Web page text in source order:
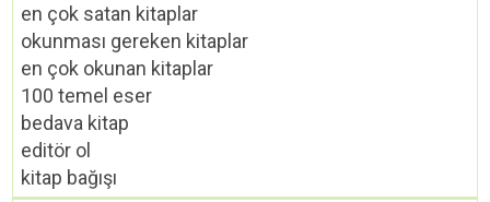
en çok satan kitaplar
okunması gereken kitaplar
en çok okunan kitaplar
100 temel eser
bedava kitap
editör ol
kitap bağışı